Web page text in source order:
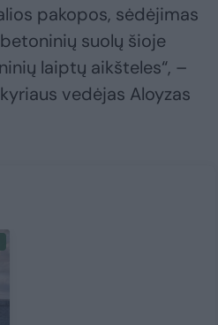
pakopos, sėdėjimas
suolų šioje
laiptų aikšteles“, –
vedėjas Aloyzas